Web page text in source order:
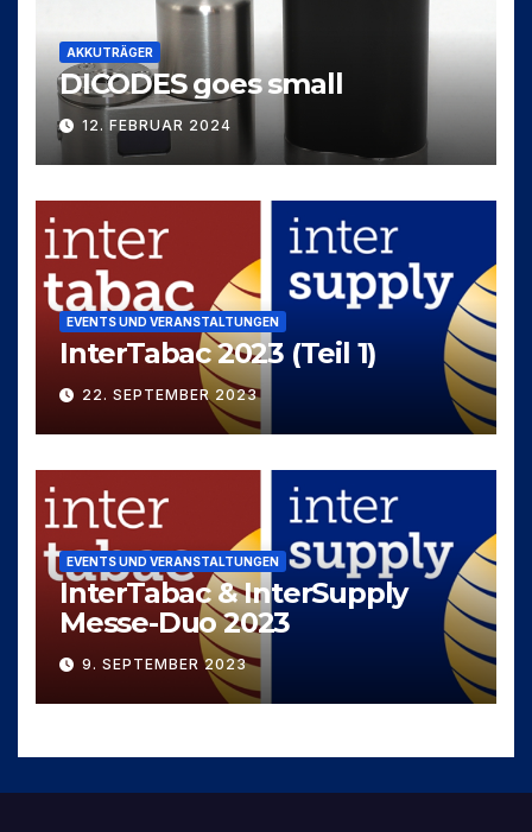
AKKUTRÄGER
DICODES goes small
12. FEBRUAR 2024
EVENTS UND VERANSTALTUNGEN
InterTabac 2023 (Teil 1)
22. SEPTEMBER 2023
EVENTS UND VERANSTALTUNGEN
InterTabac & InterSupply
Messe-Duo 2023
9. SEPTEMBER 2023